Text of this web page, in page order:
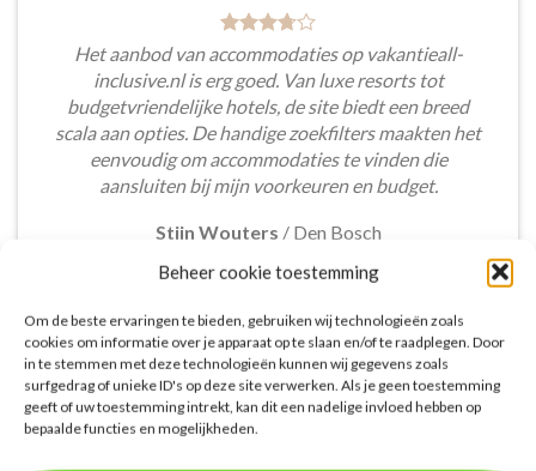
Beheer cookie toestemming
Om de beste ervaringen te bieden, gebruiken wij technologieën zoals
cookies om informatie over je apparaat op te slaan en/of te raadplegen. Door
in te stemmen met deze technologieën kunnen wij gegevens zoals
surfgedrag of unieke ID's op deze site verwerken. Als je geen toestemming
geeft of uw toestemming intrekt, kan dit een nadelige invloed hebben op
bepaalde functies en mogelijkheden.
Het aanbod van accommodaties op vakantieall-
inclusive.nl is erg goed. Van luxe resorts tot
budgetvriendelijke hotels, de site biedt een breed
scala aan opties. De handige zoekfilters maakten het
eenvoudig om accommodaties te vinden die
aansluiten bij mijn voorkeuren en budget.
Stijn Wouters / Den Bosch
De aangeboden pakketreizen op de website zijn
handig voor reizigers die graag alles in één keer